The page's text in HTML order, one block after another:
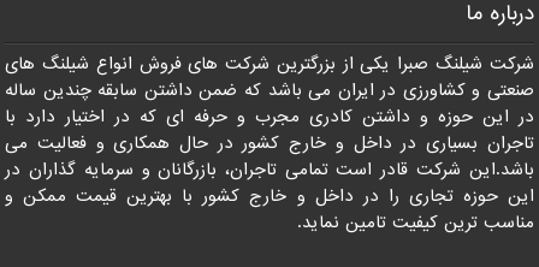
درباره ما
شرکت شیلنگ صبرا یکی از بزرگترین شرکت های فروش انواع شیلنگ های
صنعتی و کشاورزی در ایران می باشد که ضمن داشتن سابقه چندین ساله
در این حوزه و داشتن کادری مجرب و حرفه ای که در اختیار دارد با
تاجران بسیاری در داخل و خارج کشور در حال همکاری و فعالیت می
باشد.این شرکت قادر است تمامی تاجران، بازرگانان و سرمایه گذاران در
این حوزه تجاری را در داخل و خارج کشور با بهترین قیمت ممکن و
مناسب ترین کیفیت تامین نماید.